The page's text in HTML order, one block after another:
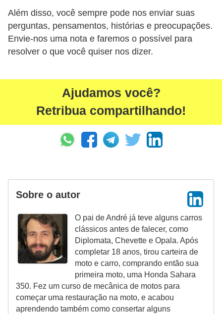
Além disso, você sempre pode nos enviar suas
perguntas, pensamentos, histórias e preocupações.
Envie-nos uma nota e faremos o possível para
resolver o que você quiser nos dizer.
Ajudamos você?
Retribua compartilhando!
Sobre o autor
O pai de André já teve alguns carros
clássicos antes de falecer, como
Diplomata, Chevette e Opala. Após
completar 18 anos, tirou carteira de
moto e carro, comprando então sua
primeira moto, uma Honda Sahara
350. Fez um curso de mecânica de motos para
começar uma restauração na moto, e acabou
aprendendo também como consertar alguns